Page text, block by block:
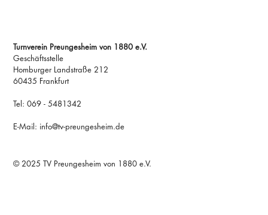
Turnverein Preungesheim von 1880 e.V.
Geschäftsstelle
Homburger Landstraße 212
60435 Frankfurt
Tel: 069 - 5481342
E-Mail: info@tv-preungesheim.de
© 2025 TV Preungesheim von 1880 e.V.